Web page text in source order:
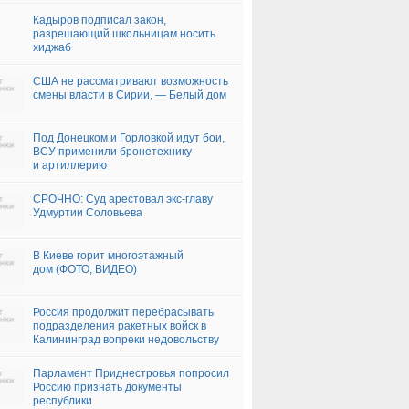
Кадыров подписал закон,
разрешающий школьницам носить
хиджаб
США не рассматривают возможность
смены власти в Сирии, — Белый дом
Под Донецком и Горловкой идут бои,
ВСУ применили бронетехнику
и артиллерию
СРОЧНО: Суд арестовал экс-главу
Удмуртии Соловьева
В Киеве горит многоэтажный
дом (ФОТО, ВИДЕО)
Россия продолжит перебрасывать
подразделения ракетных войск в
Калининград вопреки недовольству
Парламент Приднестровья попросил
Россию признать документы
республики